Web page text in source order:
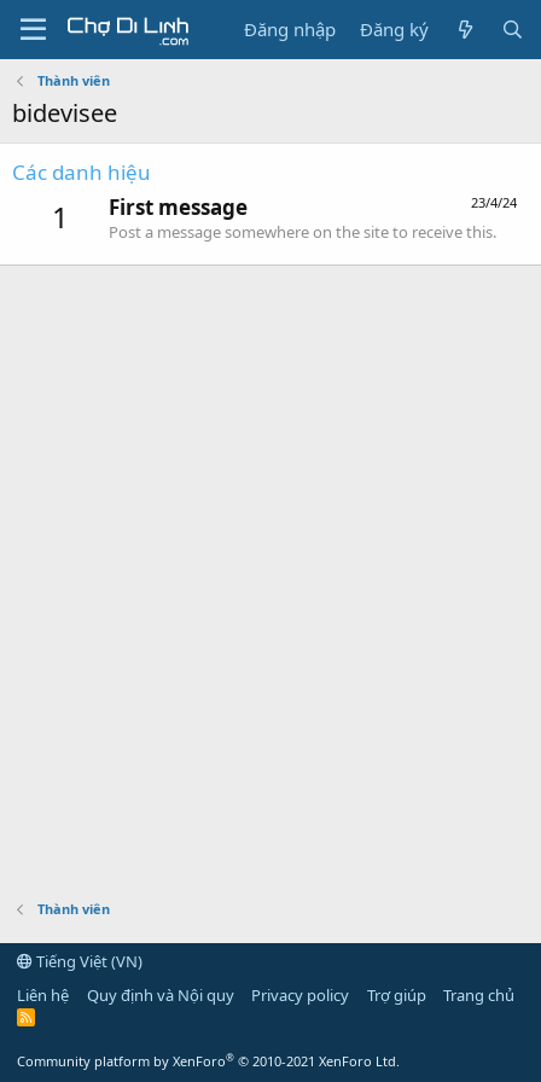
Đăng nhập Đăng ký
Thành viên
bidevisee
Các danh hiệu
1 23/4/24
First message
Post a message somewhere on the site to receive this.
Thành viên
Tiếng Việt (VN)
Liên hệ
Quy định và Nội quy Privacy policy Trợ giúp Trang chủ
R
Community platform by XenForo® © 2010-2021 XenForo Ltd.